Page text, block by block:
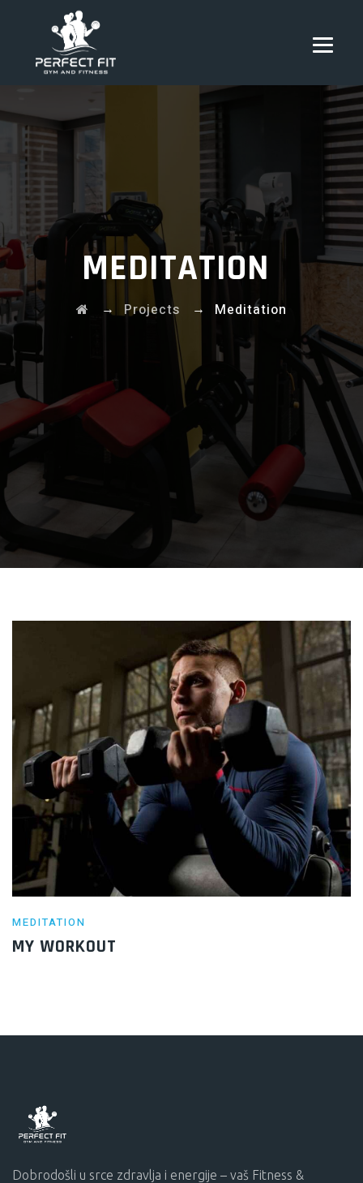
MEDITATION
→ Projects → Meditation
MEDITATION
MY WORKOUT
Dobrodošli u srce zdravlja i energije – vaš Fitness &